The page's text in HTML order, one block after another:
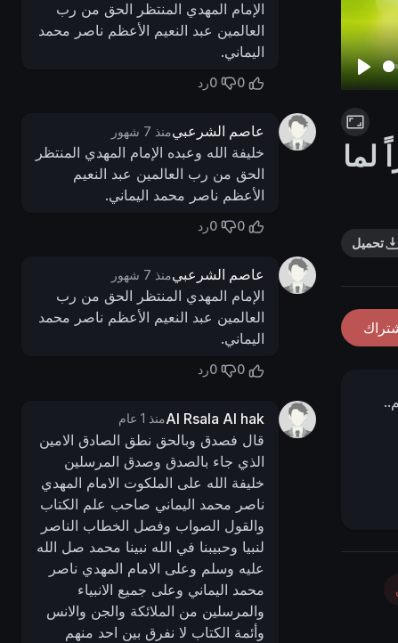
P
l
a
y
لما
تحميل
الإمام المهدي المنتظر الحق من رب
العالمين عبد النعيم الأعظم ناصر محمد
اليماني.
0
0رد
عاصم الشرعبيمنذ 7 شهور
خليفة الله وعبده الإمام المهدي المنتظر
الحق من رب العالمين عبد النعيم
الأعظم ناصر محمد اليماني.
0
0رد
عاصم الشرعبيمنذ 7 شهور
الإمام المهدي المنتظر الحق من رب
العالمين عبد النعيم الأعظم ناصر محمد
اليماني.
0
0رد
Al Rsala Al hakمنذ 1 عام
قال فصدق وبالحق نطق الصادق الامين
الذي جاء بالصدق وصدق المرسلين
خليفة الله على الملكوت الامام المهدي
ناصر محمد اليماني صاحب علم الكتاب
والقول الصواب وفصل الخطاب الناصر
لنبيا وحبيبنا في الله نبينا محمد صل الله
عليه وسلم وعلى الامام المهدي ناصر
محمد اليماني وعلى جميع الانبياء
والمرسلين من الملائكة والجن والانس
وأئمة الكتاب لا نفرق بين احد منهم